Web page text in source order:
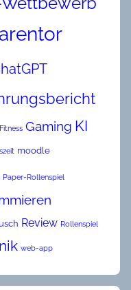
Fitness Gaming KI
moodle
Paper-Rollenspiel
Review Rollenspiel
web-app